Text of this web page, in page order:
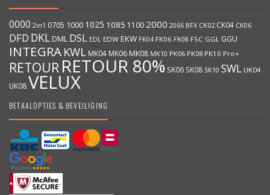
0000 2in1 0705 1000 1025 1085 1100 2000 2066 BFX CK02 CK04 CK06
DFD DKL DML DSL EDL EDW EKW FK04 FK06 FK08 FSC GGL GGU
INTEGRA KWL MK04 MK06 MK08 MK10 PK06 PK08 PK10 Pro+
RETOUR RETOUR 80% SK06 SK08 SK10 SWL UK04
UK08VELUX
BETAALOPTIES & BEVEILIGING